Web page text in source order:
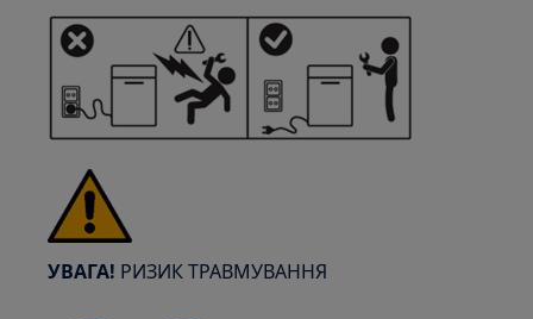
УВАГА! РИЗИК ТРАВМУВАННЯ